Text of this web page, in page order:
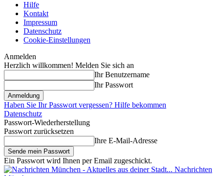
Hilfe
Kontakt
Impressum
Datenschutz
Cookie-Einstellungen
Anmelden
Herzlich willkommen! Melden Sie sich an
Ihr Benutzername
Ihr Passwort
Haben Sie Ihr Passwort vergessen? Hilfe bekommen
Datenschutz
Passwort-Wiederherstellung
Passwort zurücksetzen
Ihre E-Mail-Adresse
Ein Passwort wird Ihnen per Email zugeschickt.
Nachrichten